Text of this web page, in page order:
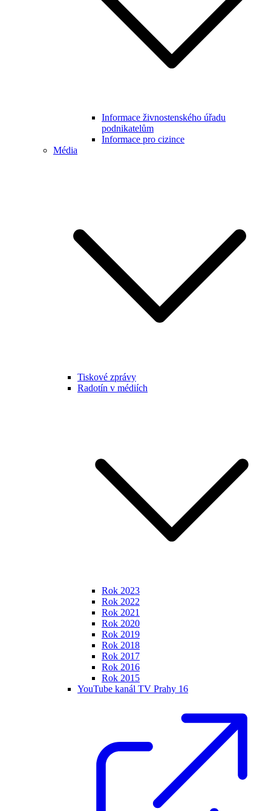
Informace živnostenského úřadu
podnikatelům
Informace pro cizince
Média
Tiskové zprávy
Radotín v médiích
Rok 2023
Rok 2022
Rok 2021
Rok 2020
Rok 2019
Rok 2018
Rok 2017
Rok 2016
Rok 2015
YouTube kanál TV Prahy 16